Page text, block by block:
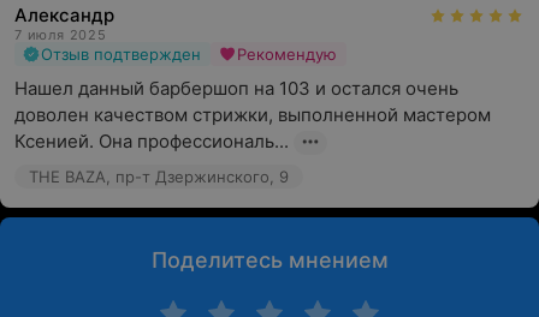
Александр
7 июля 2025
Отзыв подтвержден Рекомендую
Нашел данный барбершоп на 103 и остался очень
доволен качеством стрижки, выполненной мастером
Ксенией. Она профессиональ...
THE BAZA, пр-т Дзержинского, 9
Поделитесь мнением